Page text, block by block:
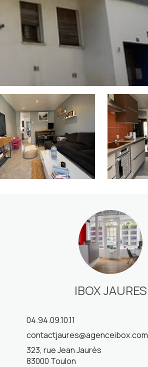
IBOX JAURES
04.94.09.10.11
contactjaures@agenceibox.com
323, rue Jean Jaurès
83000 Toulon